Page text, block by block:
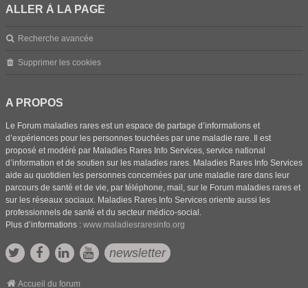
ALLER À LA PAGE
Recherche avancée
Supprimer les cookies
A PROPOS
Le Forum maladies rares est un espace de partage d’informations et
d’expériences pour les personnes touchées par une maladie rare. Il est
proposé et modéré par Maladies Rares Info Services, service national
d’information et de soutien sur les maladies rares. Maladies Rares Info Services
aide au quotidien les personnes concernées par une maladie rare dans leur
parcours de santé et de vie, par téléphone, mail, sur le Forum maladies rares et
sur les réseaux sociaux. Maladies Rares Info Services oriente aussi les
professionnels de santé et du secteur médico-social.
Plus d’informations : www.maladiesraresinfo.org
newsletter
Accueil du forum